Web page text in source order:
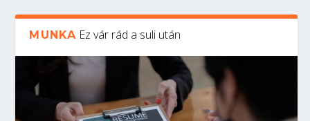
MUNKA Ez vár rád a suli után